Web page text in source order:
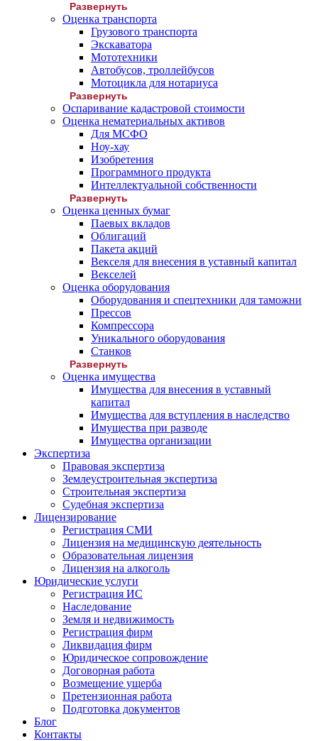
Развернуть
Оценка транспорта
Грузового транспорта
Экскаватора
Мототехники
Автобусов, троллейбусов
Мотоцикла для нотариуса
Развернуть
Оспаривание кадастровой стоимости
Оценка нематериальных активов
Для МСФО
Ноу-хау
Изобретения
Программного продукта
Интеллектуальной собственности
Развернуть
Оценка ценных бумаг
Паевых вкладов
Облигаций
Пакета акций
Векселя для внесения в уставный капитал
Векселей
Оценка оборудования
Оборудования и спецтехники для таможни
Прессов
Компрессора
Уникального оборудования
Станков
Развернуть
Оценка имущества
Имущества для внесения в уставный
капитал
Имущества для вступления в наследство
Имущества при разводе
Имущества организации
Экспертиза
Правовая экспертиза
Землеустроительная экспертиза
Строительная экспертиза
Судебная экспертиза
Лицензирование
Регистрация СМИ
Лицензия на медицинскую деятельность
Образовательная лицензия
Лицензия на алкоголь
Юридические услуги
Регистрация ИС
Наследование
Земля и недвижимость
Регистрация фирм
Ликвидация фирм
Юридическое сопровождение
Договорная работа
Возмещение ущерба
Претензионная работа
Подготовка документов
Блог
Контакты